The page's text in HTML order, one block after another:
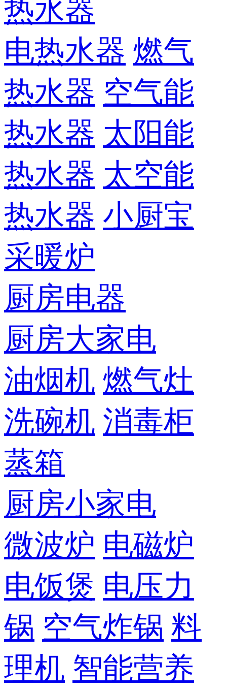
热水器
电热水器 燃气
热水器 空气能
热水器 太阳能
热水器 太空能
热水器 小厨宝
采暖炉
厨房电器
厨房大家电
油烟机 燃气灶
洗碗机 消毒柜
蒸箱
厨房小家电
微波炉 电磁炉
电饭煲 电压力
锅 空气炸锅 料
理机 智能营养